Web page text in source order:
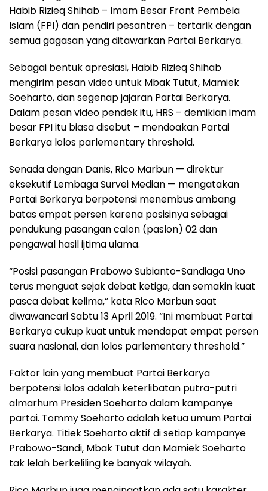
Habib Rizieq Shihab – Imam Besar Front Pembela
Islam (FPI) dan pendiri pesantren – tertarik dengan
semua gagasan yang ditawarkan Partai Berkarya.
Sebagai bentuk apresiasi, Habib Rizieq Shihab
mengirim pesan video untuk Mbak Tutut, Mamiek
Soeharto, dan segenap jajaran Partai Berkarya.
Dalam pesan video pendek itu, HRS – demikian imam
besar FPI itu biasa disebut – mendoakan Partai
Berkarya lolos parlementary threshold.
Senada dengan Danis, Rico Marbun — direktur
eksekutif Lembaga Survei Median — mengatakan
Partai Berkarya berpotensi menembus ambang
batas empat persen karena posisinya sebagai
pendukung pasangan calon (paslon) 02 dan
pengawal hasil ijtima ulama.
“Posisi pasangan Prabowo Subianto-Sandiaga Uno
terus menguat sejak debat ketiga, dan semakin kuat
pasca debat kelima,” kata Rico Marbun saat
diwawancari Sabtu 13 April 2019. “Ini membuat Partai
Berkarya cukup kuat untuk mendapat empat persen
suara nasional, dan lolos parlementary threshold.”
Faktor lain yang membuat Partai Berkarya
berpotensi lolos adalah keterlibatan putra-putri
almarhum Presiden Soeharto dalam kampanye
partai. Tommy Soeharto adalah ketua umum Partai
Berkarya. Titiek Soeharto aktif di setiap kampanye
Prabowo-Sandi, Mbak Tutut dan Mamiek Soeharto
tak lelah berkeliling ke banyak wilayah.